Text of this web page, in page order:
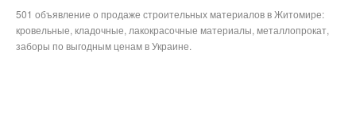
501 объявление о продаже строительных материалов в Житомире:
кровельные, кладочные, лакокрасочные материалы, металлопрокат,
заборы по выгодным ценам в Украине.